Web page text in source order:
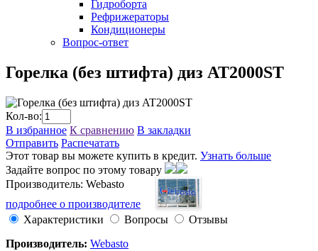
Гидроборта
Рефрижераторы
Кондиционеры
Вопрос-ответ
Горелка (без штифта) диз AT2000ST
Кол-во:
В избранное К сравнению В закладки
Отправить Распечатать
Этот товар вы можете купить в кредит. Узнать больше
Задайте вопрос по этому товару
Производитель: Webasto
подробнее о производителе
Характеристики
Вопросы
Отзывы
Производитель: Webasto